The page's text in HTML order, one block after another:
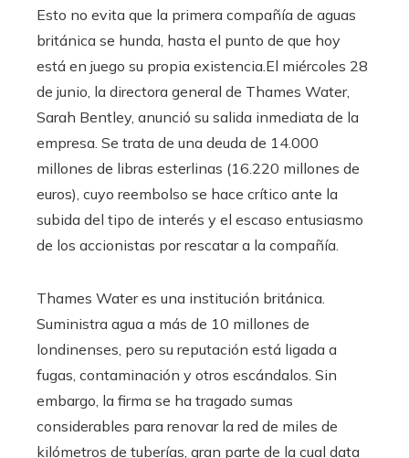
Esto no evita que la primera compañía de aguas
británica se hunda, hasta el punto de que hoy
está en juego su propia existencia.El miércoles 28
de junio, la directora general de Thames Water,
Sarah Bentley, anunció su salida inmediata de la
empresa. Se trata de una deuda de 14.000
millones de libras esterlinas (16.220 millones de
euros), cuyo reembolso se hace crítico ante la
subida del tipo de interés y el escaso entusiasmo
de los accionistas por rescatar a la compañía.
Thames Water es una institución británica.
Suministra agua a más de 10 millones de
londinenses, pero su reputación está ligada a
fugas, contaminación y otros escándalos. Sin
embargo, la firma se ha tragado sumas
considerables para renovar la red de miles de
kilómetros de tuberías, gran parte de la cual data